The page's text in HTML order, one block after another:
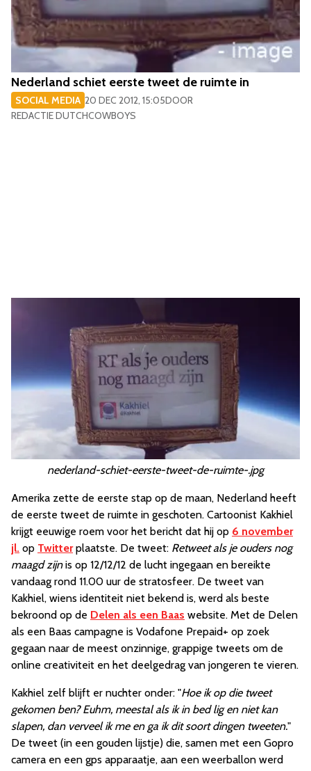
Nederland schiet eerste tweet de ruimte in
SOCIAL MEDIA 20 DEC 2012, 15:05DOOR
REDACTIE DUTCHCOWBOYS
nederland-schiet-eerste-tweet-de-ruimte-.jpg
Amerika zette de eerste stap op de maan, Nederland heeft
de eerste tweet de ruimte in geschoten. Cartoonist Kakhiel
krijgt eeuwige roem voor het bericht dat hij op 6 november
jl. op Twitterplaatste. De tweet: Retweet als je ouders nog
maagd zijnis op 12/12/12 de lucht ingegaan en bereikte
vandaag rond 11.00 uur de stratosfeer. De tweet van
Kakhiel, wiens identiteit niet bekend is, werd als beste
bekroond op de Delen als een Baas website. Met de Delen
als een Baas campagne is Vodafone Prepaid+ op zoek
gegaan naar de meest onzinnige, grappige tweets om de
online creativiteit en het deelgedrag van jongeren te vieren.
Kakhiel zelf blijft er nuchter onder: "Hoe ik op die tweet
gekomen ben? Euhm, meestal als ik in bed lig en niet kan
slapen, dan verveel ik me en ga ik dit soort dingen tweeten."
De tweet (in een gouden lijstje) die, samen met een Gopro
camera en een gps apparaatje, aan een weerballon werd